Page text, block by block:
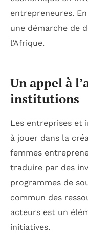
entrepreneures.
une démarche de
l’Afrique.
Un appel à
institutions
Les entreprises et
à jouer dans la
femmes
traduire par des
programmes de
commun des
acteurs est un
initiatives.